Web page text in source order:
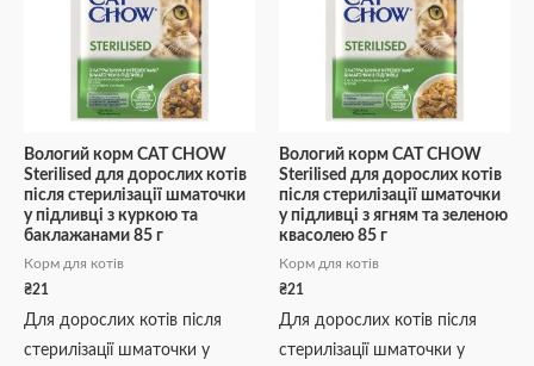
Вологий корм CAT CHOW
Sterilised для дорослих котів
після стерилізації шматочки
у підливці з куркою та
баклажанами 85 г
Корм для котів
₴21
Для дорослих котів після
стерилізації шматочки у
Вологий корм CAT CHOW
Sterilised для дорослих котів
після стерилізації шматочки
у підливці з ягням та зеленою
квасолею 85 г
Корм для котів
₴21
Для дорослих котів після
стерилізації шматочки у